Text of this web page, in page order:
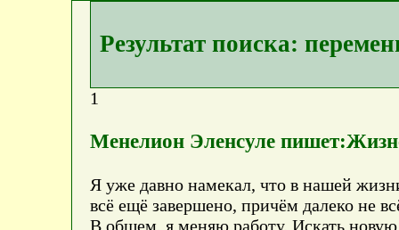
Результат поиска:
1
Менелион Эленсуле
Я уже давно намекал, что в нашей
всё ещё завершено, причём далеко не
В общем, я меняю работу. Искать новую